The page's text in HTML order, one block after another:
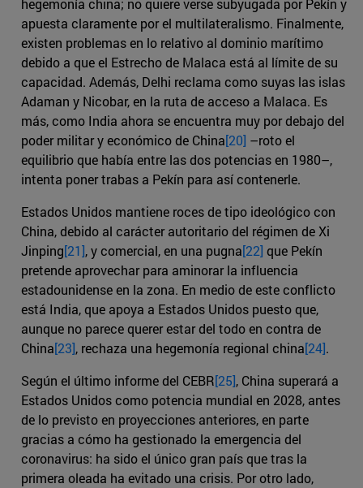
hegemonía china; no quiere verse subyugada por Pekín y
apuesta claramente por el multilateralismo. Finalmente,
existen problemas en lo relativo al dominio marítimo
debido a que el Estrecho de Malaca está al límite de su
capacidad. Además, Delhi reclama como suyas las islas
Adaman y Nicobar, en la ruta de acceso a Malaca. Es
más, como India ahora se encuentra muy por debajo del
poder militar y económico de China[20] –roto el
equilibrio que había entre las dos potencias en 1980–,
intenta poner trabas a Pekín para así contenerle.
Estados Unidos mantiene roces de tipo ideológico con
China, debido al carácter autoritario del régimen de Xi
Jinping[21], y comercial, en una pugna[22] que Pekín
pretende aprovechar para aminorar la influencia
estadounidense en la zona. En medio de este conflicto
está India, que apoya a Estados Unidos puesto que,
aunque no parece querer estar del todo en contra de
China[23], rechaza una hegemonía regional china[24].
Según el último informe del CEBR[25], China superará a
Estados Unidos como potencia mundial en 2028, antes
de lo previsto en proyecciones anteriores, en parte
gracias a cómo ha gestionado la emergencia del
coronavirus: ha sido el único gran país que tras la
primera oleada ha evitado una crisis. Por otro lado,